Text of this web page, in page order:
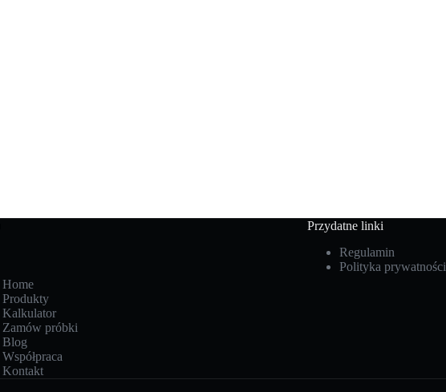
Home
Produkty
Kalkulator
Zamów próbki
Blog
Współpraca
Kontakt
Przydatne linki
Regulamin
Polityka prywatności